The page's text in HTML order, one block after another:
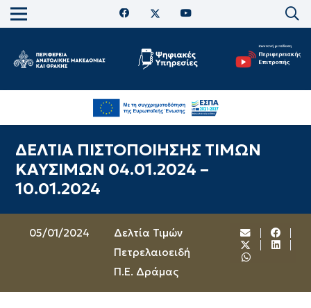
ΔΕΛΤΙΑ ΠΙΣΤΟΠΟΙΗΣΗΣ ΤΙΜΩΝ
ΚΑΥΣΙΜΩΝ 04.01.2024 –
10.01.2024
05/01/2024
Δελτία Τιμών
Πετρελαιοειδή
Π.Ε. Δράμας